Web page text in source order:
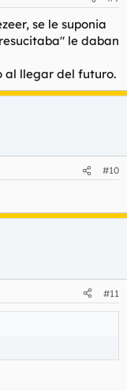
se le suponia
le daban
al llegar del futuro.
#10
#11